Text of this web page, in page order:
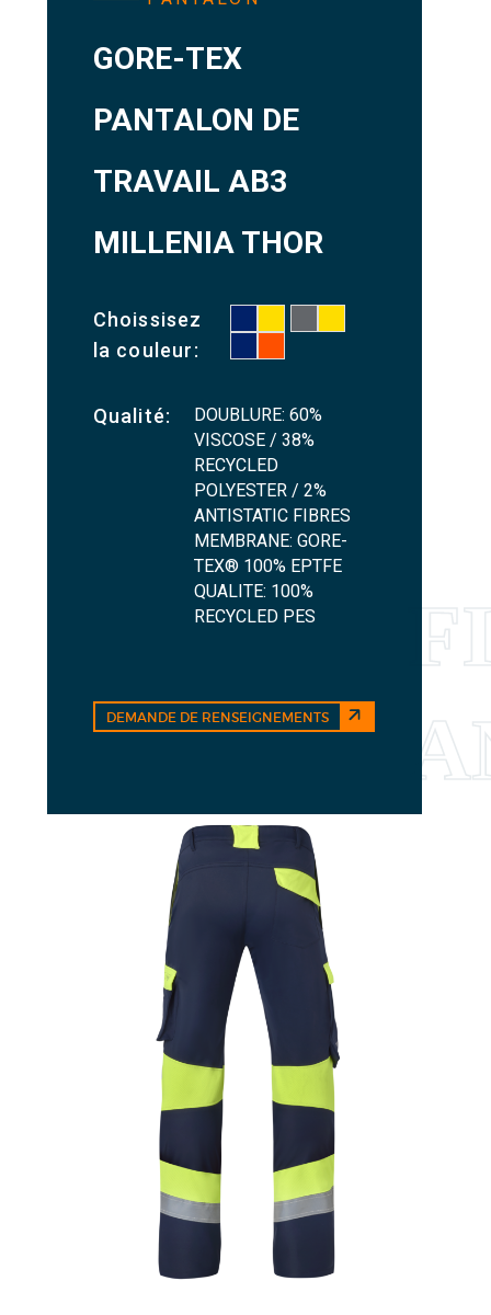
GORE-TEX
PANTALON DE
TRAVAIL AB3
MILLENIA THOR
Choissisez
la couleur:
Qualité:
DOUBLURE: 60%
VISCOSE / 38%
RECYCLED
POLYESTER / 2%
ANTISTATIC FIBRES
MEMBRANE: GORE-
TEX® 100% EPTFE
QUALITE: 100%
RECYCLED PES
DEMANDE DE RENSEIGNEMENTS